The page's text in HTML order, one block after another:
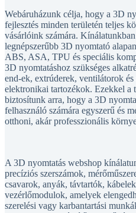
Webáruházunk célja, hogy a 3D
fejlesztés minden területén teljes
vásárlóink számára.
legnépszerűbb 3D nyomtató
ABS, ASA, TPU és speciális
3D nyomtatáshoz szükséges
end-ek, extrúderek, ventilátorok
elektronikai tartozékok. Ezekkel a
biztosítunk arra, hogy a 3D
felhasználó számára egyszerű és
otthoni, akár professzionális
A 3D nyomtatás webshop
precíziós szerszámok,
csavarok, anyák, távtartók,
vezérlőmodulok, amelyek
szerelési vagy karbantartási